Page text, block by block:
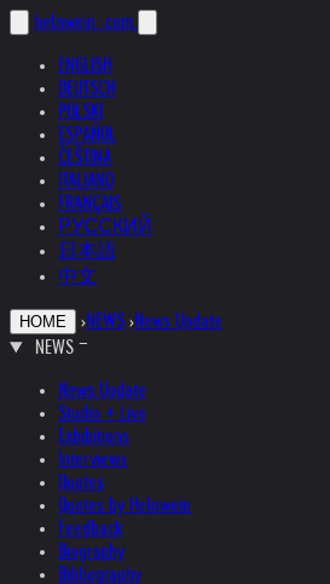
helnwein .com
ENGLISH
DEUTSCH
POLSKI
ESPAÑOL
ČEŠTINA
ITALIANO
FRANÇAIS
РУССКИЙ
日本語
中文
HOME ›NEWS ›News Update
NEWS
News Update
Studio + Live
Exhibitions
Interviews
Quotes
Quotes by Helnwein
Feedback
Biography
Bibliography